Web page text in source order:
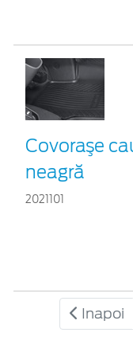
Covoraşe
neagră
2021101
Inapoi